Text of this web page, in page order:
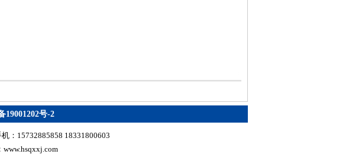
19001202号-2
：15732885858 18331800603